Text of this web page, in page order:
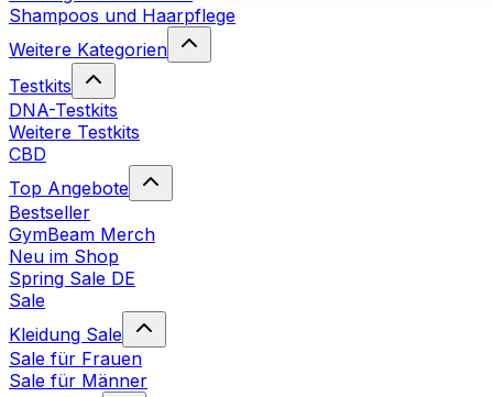
Shampoos und Haarpflege
Weitere Kategorien
Testkits
DNA-Testkits
Weitere Testkits
CBD
Top Angebote
Bestseller
GymBeam Merch
Neu im Shop
Spring Sale DE
Sale
Kleidung Sale
Sale für Frauen
Sale für Männer